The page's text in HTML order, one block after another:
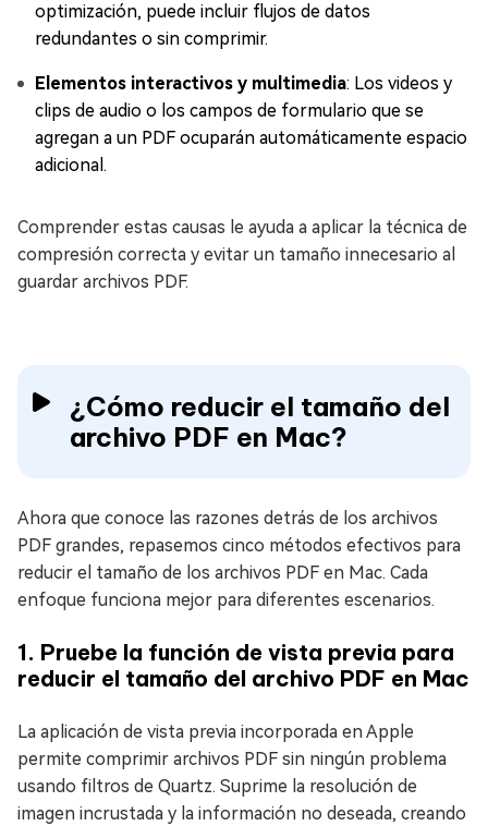
optimización, puede incluir flujos de datos
redundantes o sin comprimir.
Elementos interactivos y multimedia: Los videos y
clips de audio o los campos de formulario que se
agregan a un PDF ocuparán automáticamente espacio
adicional.
Comprender estas causas le ayuda a aplicar la técnica de
compresión correcta y evitar un tamaño innecesario al
guardar archivos PDF.
¿Cómo reducir el tamaño del
archivo PDF en Mac?
Ahora que conoce las razones detrás de los archivos
PDF grandes, repasemos cinco métodos efectivos para
reducir el tamaño de los archivos PDF en Mac. Cada
enfoque funciona mejor para diferentes escenarios.
1. Pruebe la función de vista previa para
reducir el tamaño del archivo PDF en Mac
La aplicación de vista previa incorporada en Apple
permite comprimir archivos PDF sin ningún problema
usando filtros de Quartz. Suprime la resolución de
imagen incrustada y la información no deseada, creando